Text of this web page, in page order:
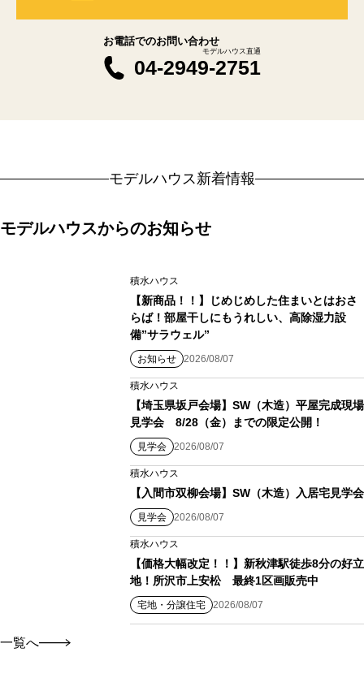
お電話でのお問い合わせ
04-2949-2751
モデルハウス直通
モデルハウス新着情報
モデルハウスからのお知らせ
積水ハウス
【新商品！！】じめじめした住まいとはおさ
らば！部屋干しにもうれしい、高除湿力設
備”サラウェル”
お知らせ 2026/08/07
積水ハウス
【埼玉県坂戸会場】SW（木造）平屋完成現場
見学会 8/28（金）までの限定公開！
見学会 2026/08/07
積水ハウス
【入間市双柳会場】SW（木造）入居宅見学会
見学会 2026/08/07
積水ハウス
【価格大幅改定！！】新秋津駅徒歩8分の好立
地！所沢市上安松 最終1区画販売中
宅地・分譲住宅 2026/08/07
一覧へ